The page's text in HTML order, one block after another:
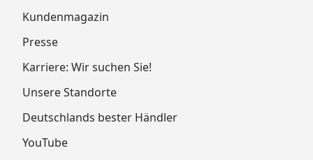
Kundenmagazin
Presse
Karriere: Wir suchen Sie!
Unsere Standorte
Deutschlands bester Händler
YouTube